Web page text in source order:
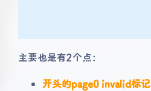
主要也是有2个点：
开头的page0 invalid标记